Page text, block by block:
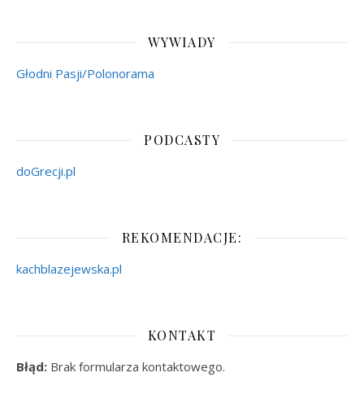
WYWIADY
Głodni Pasji/Polonorama
PODCASTY
doGrecji.pl
REKOMENDACJE:
kachblazejewska.pl
KONTAKT
Błąd: Brak formularza kontaktowego.